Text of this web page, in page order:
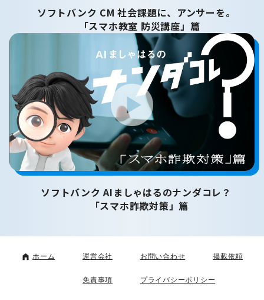
ソフトバンク CM 社会課題に、アンサーを。
「スマホ教室 防災講座」篇
ソフトバンク AIましゃはるのナンダコレ？
「スマホ詐欺対策」篇
ホーム 運営会社 お問い合わせ 掲載依頼
免責事項 プライバシーポリシー